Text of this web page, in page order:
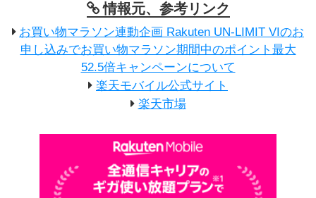
情報元、参考リンク
お買い物マラソン連動企画 Rakuten UN-LIMIT VIのお
申し込みでお買い物マラソン期間中のポイント最大
52.5倍キャンペーンについて
楽天モバイル公式サイト
楽天市場